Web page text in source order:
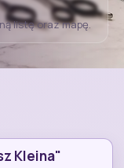
listę oraz mapę.
Kleina"